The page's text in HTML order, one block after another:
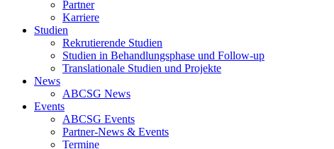
Partner
Karriere
Studien
Rekrutierende Studien
Studien in Behandlungsphase und Follow-up
Translationale Studien und Projekte
News
ABCSG News
Events
ABCSG Events
Partner-News & Events
Termine